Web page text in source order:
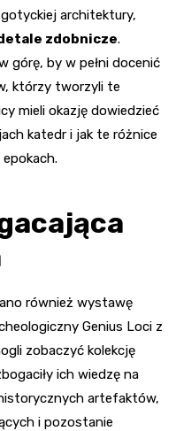
architektury,
zdobnicze.
górę, by w pełni docenić
którzy tworzyli te
mieli okazję dowiedzieć
katedr i jak te różnice
również wystawę
Genius Loci z
zobaczyć kolekcję
ich wiedzę na
artefaktów,
i pozostanie